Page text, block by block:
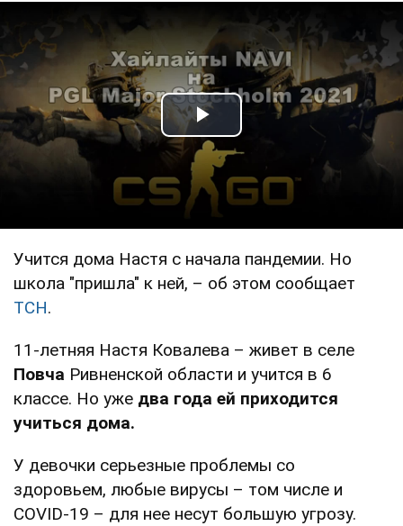
Play Video
Учится дома Настя с начала пандемии. Но
школа "пришла" к ней, – об этом сообщает
ТСН.
11-летняя Настя Ковалева – живет в селе
Повча Ривненской области и учится в 6
классе. Но уже два года ей приходится
учиться дома.
У девочки серьезные проблемы со
здоровьем, любые вирусы – том числе и
COVID-19 – для нее несут большую угрозу.